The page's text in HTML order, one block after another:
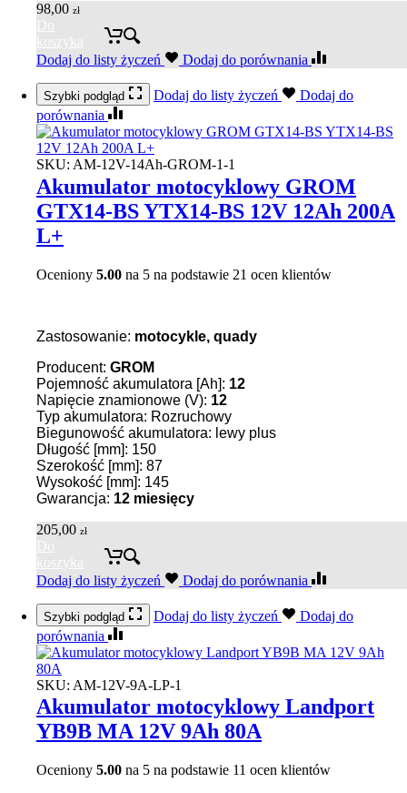
98,00 zł
Do
koszyka
Dodaj do listy życzeń
Dodaj do porównania
Szybki podgląd Dodaj do listy życzeń
Dodaj do
porównania
SKU: AM-12V-14Ah-GROM-1-1
Akumulator motocyklowy GROM
GTX14-BS YTX14-BS 12V 12Ah 200A
L+
Oceniony 5.00 na 5 na podstawie 21 ocen klientów
Zastosowanie: motocykle, quady
Producent: GROM
Pojemność akumulatora [Ah]: 12
Napięcie znamionowe (V): 12
Typ akumulatora: Rozruchowy
Biegunowość akumulatora: lewy plus
Długość [mm]: 150
Szerokość [mm]: 87
Wysokość [mm]: 145
Gwarancja: 12 miesięcy
205,00 zł
Do
koszyka
Dodaj do listy życzeń
Dodaj do porównania
Szybki podgląd Dodaj do listy życzeń
Dodaj do
porównania
SKU: AM-12V-9A-LP-1
Akumulator motocyklowy Landport
YB9B MA 12V 9Ah 80A
Oceniony 5.00 na 5 na podstawie 11 ocen klientów